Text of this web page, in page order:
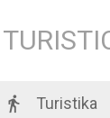
 Turistika